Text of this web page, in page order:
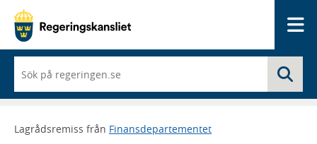
du
börjar
skriva
framträder
Lagrådsremiss från Finansdepartementet